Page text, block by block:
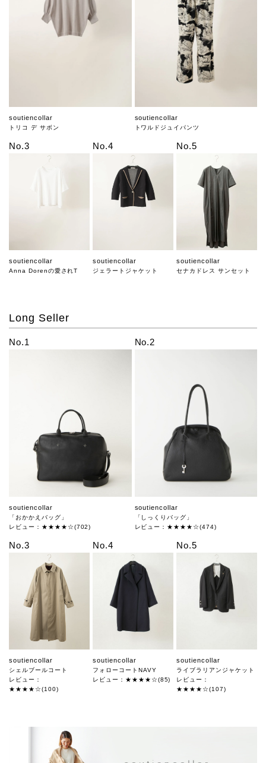
soutiencollar
トリコ デ サボン
soutiencollar
トワルドジュイパンツ
No.3
soutiencollar
Anna Dorenの愛されT
No.4
soutiencollar
ジェラートジャケット
No.5
soutiencollar
セナカドレス サンセット
Long Seller
No.1
soutiencollar
「おかかえバッグ」
レビュー：★★★★☆(702)
No.2
soutiencollar
「しっくりバッグ」
レビュー：★★★★☆(474)
No.3
soutiencollar
シェルブールコート
レビュー：
★★★★☆(100)
No.4
soutiencollar
フォローコートNAVY
レビュー：★★★★☆(85)
No.5
soutiencollar
ライブラリアンジャケット
レビュー：
★★★★☆(107)